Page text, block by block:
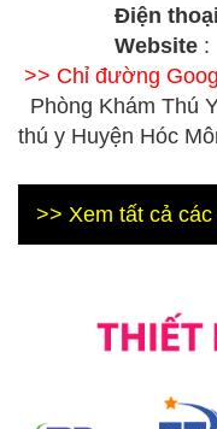
Điện thoại
Website :
>> Chỉ đường
Phòng Khám Thú
thú y Huyện Hóc
>> Xem tất cả